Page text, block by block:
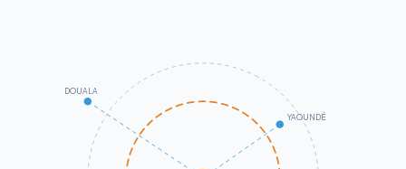
DOUALA
YAOUNDÉ